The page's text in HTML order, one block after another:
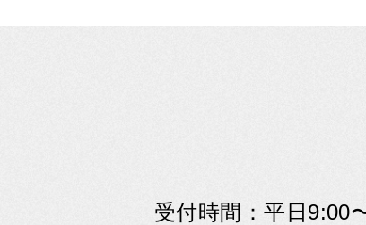
受付時間：平日9:00